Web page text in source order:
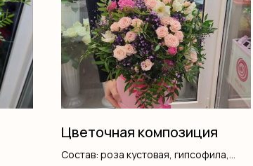
Цветочная композиция
Состав: роза кустовая, гипсофила,